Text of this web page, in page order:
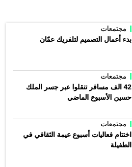
مجتمعات
بدء أعمال التصميم لتلفريك عمّان
مجتمعات
42 الف مسافر تنقلوا عبر جسر الملك
حسين الأسبوع الماضي
مجتمعات
اختتام فعاليات أسبوع عيمة الثقافي في
الطفيلة